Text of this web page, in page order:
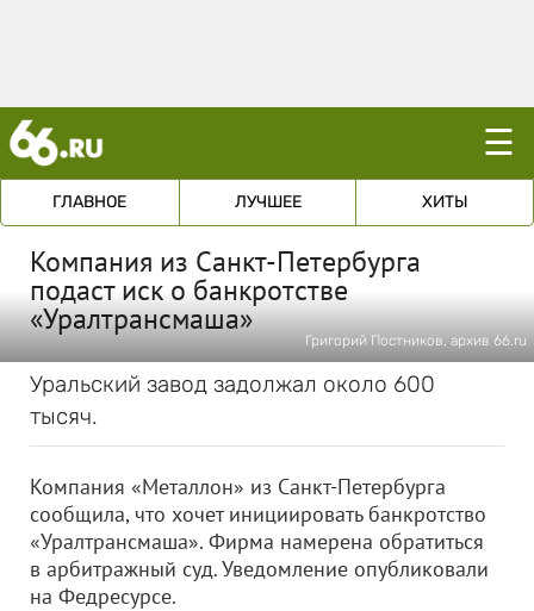
☰
ГЛАВНОЕ ЛУЧШЕЕ ХИТЫ
Компания из Санкт-Петербурга
подаст иск о банкротстве
«Уралтрансмаша»
Григорий Постников, архив 66.ru
Уральский завод задолжал около 600
тысяч.
Компания «Металлон» из Санкт-Петербурга
сообщила, что хочет инициировать банкротство
«Уралтрансмаша». Фирма намерена обратиться
в арбитражный суд. Уведомление опубликовали
на Федресурсе.